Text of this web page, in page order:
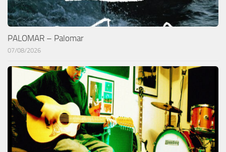
PALOMAR – Palomar
07/08/2026